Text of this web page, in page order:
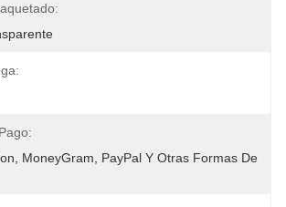
MoneyGram, PayPal Y Otras Formas De